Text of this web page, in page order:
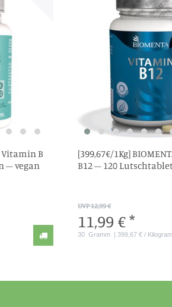
Vitamin B
– vegan
[399,67€/1Kg]
B12 – 120
UVP 12,99 €
11,99 € *
30 Gramm | 399,67 € /